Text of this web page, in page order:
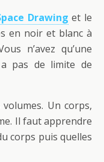
Drawing et le
en noir et blanc à
n’avez qu’une
pas de limite de
Un corps,
Il faut apprendre
corps puis quelles